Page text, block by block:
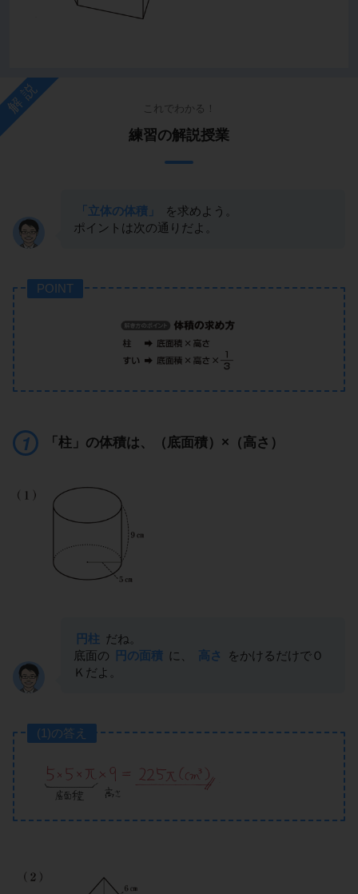
解説 これでわかる！
練習の解説授業
「立体の体積」
を求めよう。
ポイントは次の通りだよ。
POINT
「柱」の体積は、（底面積）×（高さ）
円柱
だね。
底面の
円の面積 に、 高さ
をかけるだけでＯ
Ｋだよ。
(1)の答え